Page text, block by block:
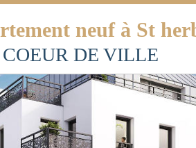
neuf à St
DE VILLE